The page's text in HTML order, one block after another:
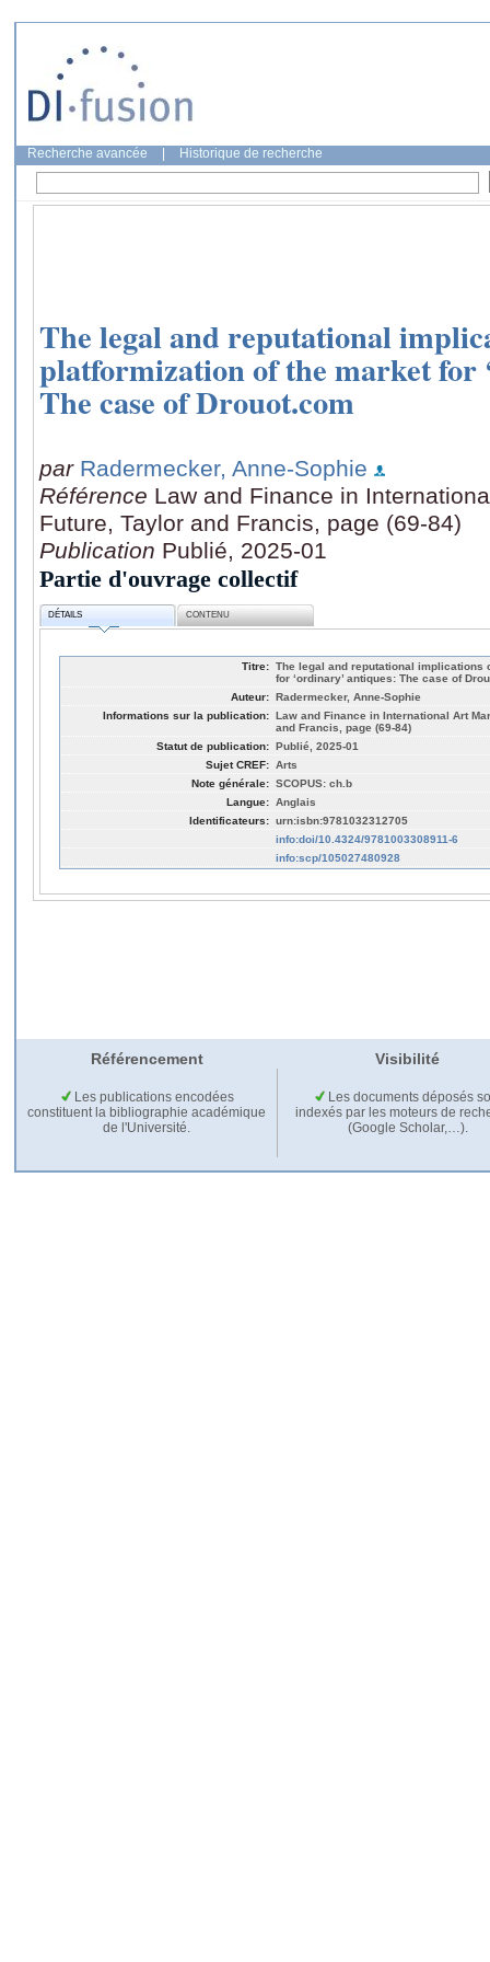
Recherche avancée Historique de recherche
The legal and reputational
platformization of the market for
The case of Drouot.com
par Radermecker, Anne-Sophie
Référence Law and Finance in
Future, Taylor and Francis, page (69-84)
Publication Publié, 2025-01
Partie d'ouvrage collectif
DÉTAILS CONTENU
Titre: The legal and reputational implications
for ‘ordinary’ antiques: The case of
Auteur: Radermecker, Anne-Sophie
Informations sur la publication: Law and Finance in International Art
and Francis, page (69-84)
Statut de publication: Publié, 2025-01
Sujet CREF: Arts
Note générale: SCOPUS: ch.b
Langue: Anglais
Identificateurs: urn:isbn:9781032312705
info:doi/10.4324/9781003308911-6
info:scp/105027480928
Référencement Visibilité
Les publications encodées
constituent la bibliographie académique
de l'Université.
Les documents déposés
indexés par les moteurs de
(Google Scholar,…).